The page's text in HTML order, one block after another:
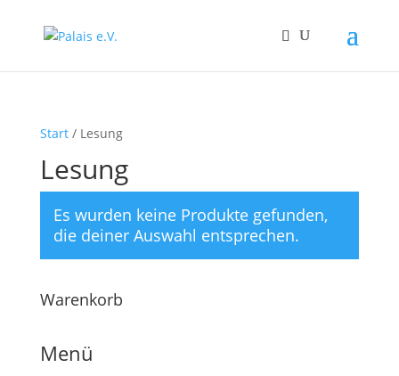
Start/ Lesung
Lesung
Es wurden keine Produkte gefunden,
die deiner Auswahl entsprechen.
Warenkorb
Menü